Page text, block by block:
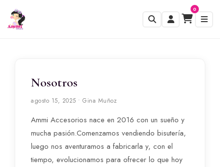
0
Nosotros
agosto 15, 2025 • Gina Muñoz
Ammi Accesorios nace en 2016 con un sueño y
mucha pasión.Comenzamos vendiendo bisutería,
luego nos aventuramos a fabricarla y, con el
tiempo, evolucionamos para ofrecer lo que hoy